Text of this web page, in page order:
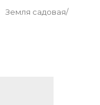
Земля садовая/